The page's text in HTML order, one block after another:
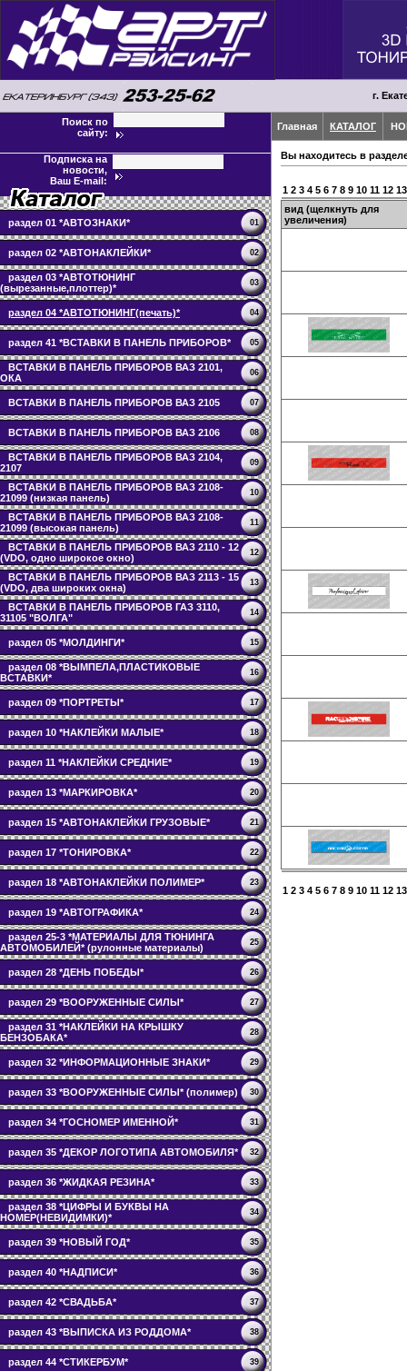
г.
Поиск по
сайту:
Подписка на
новости,
Ваш E-mail:
раздел 01 *АВТОЗНАКИ* 01
раздел 02 *АВТОНАКЛЕЙКИ* 02
раздел 03 *АВТОТЮНИНГ
(вырезанные,плоттер)*
03
раздел 04 *АВТОТЮНИНГ(печать)* 04
раздел 41 *ВСТАВКИ В ПАНЕЛЬ ПРИБОРОВ* 05
ВСТАВКИ В ПАНЕЛЬ ПРИБОРОВ ВАЗ 2101,
ОКА
06
ВСТАВКИ В ПАНЕЛЬ ПРИБОРОВ ВАЗ 2105 07
ВСТАВКИ В ПАНЕЛЬ ПРИБОРОВ ВАЗ 2106 08
ВСТАВКИ В ПАНЕЛЬ ПРИБОРОВ ВАЗ 2104,
2107
09
ВСТАВКИ В ПАНЕЛЬ ПРИБОРОВ ВАЗ 2108-
21099 (низкая панель)
10
ВСТАВКИ В ПАНЕЛЬ ПРИБОРОВ ВАЗ 2108-
21099 (высокая панель)
11
ВСТАВКИ В ПАНЕЛЬ ПРИБОРОВ ВАЗ 2110 - 12
(VDO, одно широкое окно)
12
ВСТАВКИ В ПАНЕЛЬ ПРИБОРОВ ВАЗ 2113 - 15
(VDO, два широких окна)
13
ВСТАВКИ В ПАНЕЛЬ ПРИБОРОВ ГАЗ 3110,
31105 "ВОЛГА"
14
раздел 05 *МОЛДИНГИ* 15
раздел 08 *ВЫМПЕЛА,ПЛАСТИКОВЫЕ
ВСТАВКИ*
16
раздел 09 *ПОРТРЕТЫ* 17
раздел 10 *НАКЛЕЙКИ МАЛЫЕ* 18
раздел 11 *НАКЛЕЙКИ СРЕДНИЕ* 19
раздел 13 *МАРКИРОВКА* 20
раздел 15 *АВТОНАКЛЕЙКИ ГРУЗОВЫЕ* 21
раздел 17 *ТОНИРОВКА* 22
раздел 18 *АВТОНАКЛЕЙКИ ПОЛИМЕР* 23
раздел 19 *АВТОГРАФИКА* 24
раздел 25-3 *МАТЕРИАЛЫ ДЛЯ ТЮНИНГА
АВТОМОБИЛЕЙ* (рулонные материалы)
25
раздел 28 *ДЕНЬ ПОБЕДЫ* 26
раздел 29 *ВООРУЖЕННЫЕ СИЛЫ* 27
раздел 31 *НАКЛЕЙКИ НА КРЫШКУ
БЕНЗОБАКА*
28
раздел 32 *ИНФОРМАЦИОННЫЕ ЗНАКИ* 29
раздел 33 *ВООРУЖЕННЫЕ СИЛЫ* (полимер) 30
раздел 34 *ГОСНОМЕР ИМЕННОЙ* 31
раздел 35 *ДЕКОР ЛОГОТИПА АВТОМОБИЛЯ* 32
раздел 36 *ЖИДКАЯ РЕЗИНА* 33
раздел 38 *ЦИФРЫ И БУКВЫ НА
НОМЕР(НЕВИДИМКИ)*
34
раздел 39 *НОВЫЙ ГОД* 35
раздел 40 *НАДПИСИ* 36
раздел 42 *СВАДЬБА* 37
раздел 43 *ВЫПИСКА ИЗ РОДДОМА* 38
раздел 44 *СТИКЕРБУМ* 39
Главная КАТАЛОГ
Вы находитесь в
1 2 3 4 5 6 7 8 9 10 11 12 13
вид (щелкнуть для
увеличения)
1 2 3 4 5 6 7 8 9 10 11 12 13